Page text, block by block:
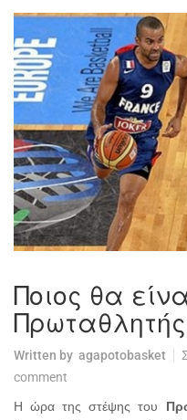
Ποιος θα
Written by agapotobasket
comment
Η ώρα της στέψης του